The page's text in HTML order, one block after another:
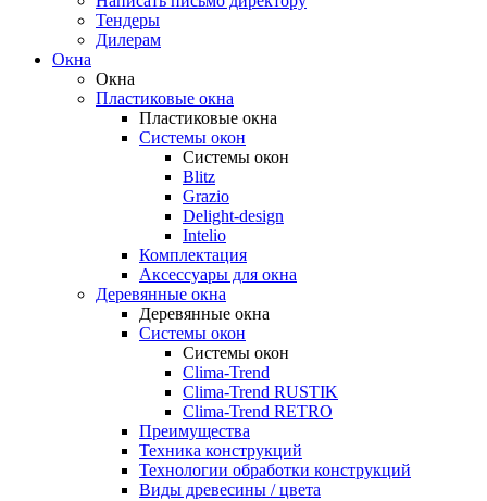
Тендеры
Дилерам
Окна
Окна
Пластиковые окна
Пластиковые окна
Системы окон
Системы окон
Blitz
Grazio
Delight-design
Intelio
Комплектация
Аксессуары для окна
Деревянные окна
Деревянные окна
Системы окон
Системы окон
Clima-Trend
Clima-Trend RUSTIK
Clima-Trend RETRO
Преимущества
Техника конструкций
Технологии обработки конструкций
Виды древесины / цвета